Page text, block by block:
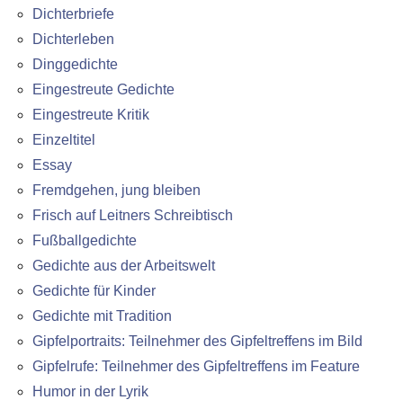
Dichterbriefe
Dichterleben
Dinggedichte
Eingestreute Gedichte
Eingestreute Kritik
Einzeltitel
Essay
Fremdgehen, jung bleiben
Frisch auf Leitners Schreibtisch
Fußballgedichte
Gedichte aus der Arbeitswelt
Gedichte für Kinder
Gedichte mit Tradition
Gipfelportraits: Teilnehmer des Gipfeltreffens im Bild
Gipfelrufe: Teilnehmer des Gipfeltreffens im Feature
Humor in der Lyrik